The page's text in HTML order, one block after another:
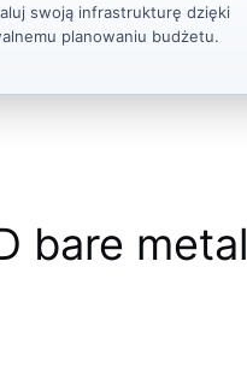
swoją infrastrukturę dzięki
planowaniu budżetu.
bare metal